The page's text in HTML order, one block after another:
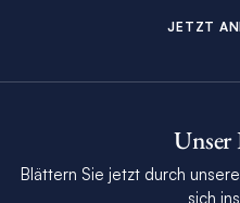
JETZT
Unser
Blättern Sie jetzt durch
sich